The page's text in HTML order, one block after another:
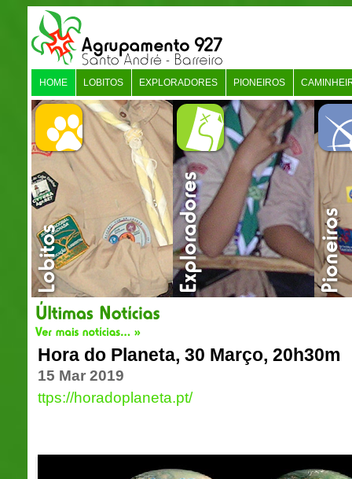
HOME LOBITOS EXPLORADORES PIONEIROS
Hora do Planeta, 30 Março, 20h30m
15 Mar 2019
ttps://horadoplaneta.pt/